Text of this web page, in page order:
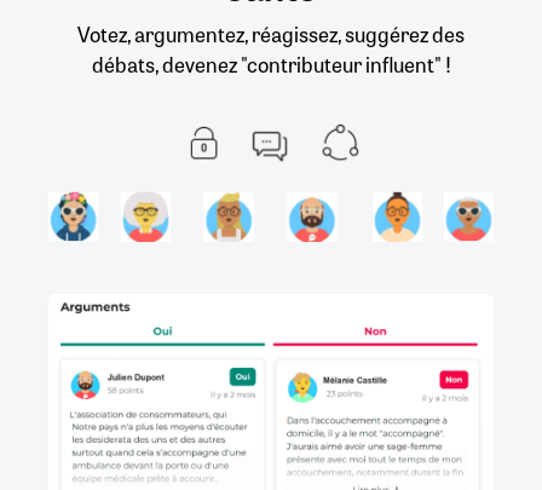
Votez, argumentez, réagissez, suggérez des
débats, devenez "contributeur influent" !